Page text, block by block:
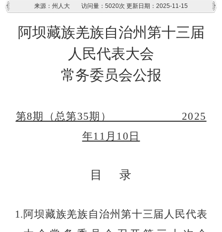
来源：州人大 访问量： 5020次 更新日期：2025-11-15
阿坝藏族羌族自治州第十三届
人民代表大会
常务委员会公报
第8期（总第35期） 2025
年11 月 10 日
目 录
1.阿坝藏族羌族自治州第十三届人民代表